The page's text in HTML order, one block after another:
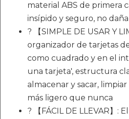
material ABS de primera
insípido y seguro, no
? 【SIMPLE DE USAR Y
organizador de tarjetas
como cuadrado y en el
una tarjeta', estructura
almacenar y sacar,
más ligero que nunca
? 【FÁCIL DE LLEVAR】: